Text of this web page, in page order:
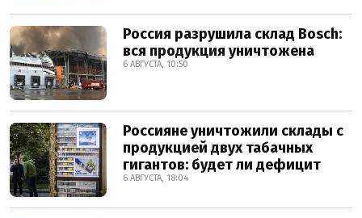
Россия разрушила склад Bosch:
вся продукция уничтожена
6 АВГУСТА, 10:50
Россияне уничтожили склады с
продукцией двух табачных
гигантов: будет ли дефицит
6 АВГУСТА, 18:04